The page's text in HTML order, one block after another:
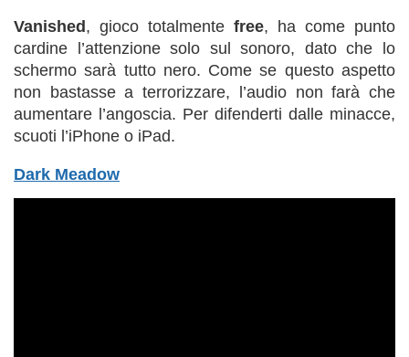
Vanished, gioco totalmente free, ha come punto
cardine l’attenzione solo sul sonoro, dato che lo
schermo sarà tutto nero. Come se questo aspetto
non bastasse a terrorizzare, l’audio non farà che
aumentare l’angoscia. Per difenderti dalle minacce,
scuoti l’iPhone o iPad.
Dark Meadow